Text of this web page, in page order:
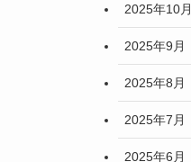
2025年10月
2025年9月
2025年8月
2025年7月
2025年6月